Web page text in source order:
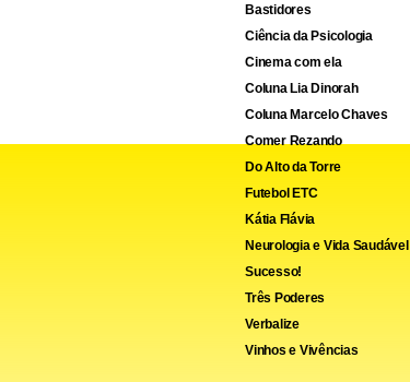
Bastidores
Ciência da Psicologia
Cinema com ela
Coluna Lia Dinorah
Coluna Marcelo Chaves
Comer Rezando
Do Alto da Torre
Futebol ETC
Kátia Flávia
Neurologia e Vida Saudável
Sucesso!
Três Poderes
Verbalize
Vinhos e Vivências